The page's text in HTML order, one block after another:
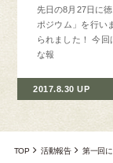
2017.8.30 UP
先日の8月27日に
ポジウム」を行い
られました！ 今
な報
TOP 活動報告 第一回